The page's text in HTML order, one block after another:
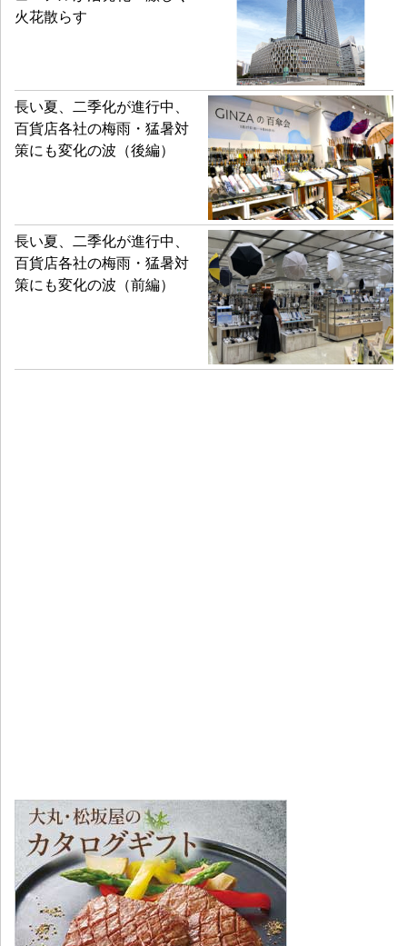
火花散らす
長い夏、二季化が進行中、
百貨店各社の梅雨・猛暑対
策にも変化の波（後編）
長い夏、二季化が進行中、
百貨店各社の梅雨・猛暑対
策にも変化の波（前編）